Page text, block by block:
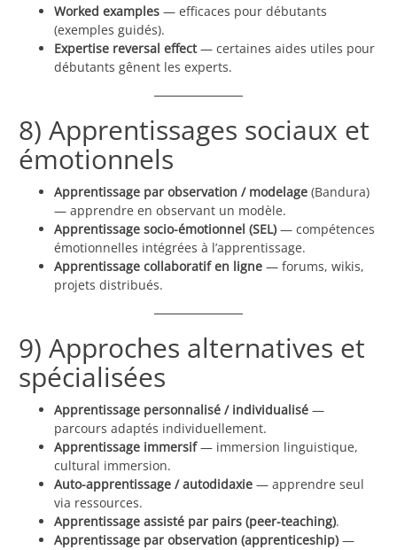
Worked examples — efficaces pour débutants
(exemples guidés).
Expertise reversal effect— certaines aides utiles pour
débutants gênent les experts.
8) Apprentissages sociaux et
émotionnels
Apprentissage par observation / modelage (Bandura)
— apprendre en observant un modèle.
Apprentissage socio-émotionnel (SEL) — compétences
émotionnelles intégrées à l’apprentissage.
Apprentissage collaboratif en ligne — forums, wikis,
projets distribués.
9) Approches alternatives et
spécialisées
Apprentissage personnalisé / individualisé —
parcours adaptés individuellement.
Apprentissage immersif— immersion linguistique,
cultural immersion.
Auto-apprentissage / autodidaxie — apprendre seul
via ressources.
Apprentissage assisté par pairs (peer-teaching).
Apprentissage par observation (apprenticeship) —